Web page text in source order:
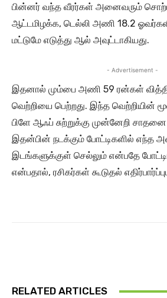
பின்னர் வந்த வீரர்கள் அனைவரும்
ஆட்டமிழக்க, டெல்லி அணி 18.2
மட்டுமே எடுத்து ஆல் அவுட்டாகியது.
- Advertisement -
இதனால் மும்பை அணி 59 ரன்கள்
வெற்றியை பெற்றது. இந்த வெற்றியின்
பிளே ஆஃப் சுற்றுக்கு முன்னேறி
இதன்பின் நடக்கும் போட்டிகளில் எந்த
இடங்களுக்குள் செல்லும் என்பதே
என்பதால், ரசிகர்கள் கூடுதல்
RELATED ARTICLES